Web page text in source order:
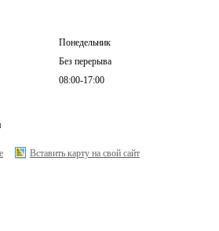
Понедельник
Без перерыва
08:00-17:00
Вставить карту на свой сайт